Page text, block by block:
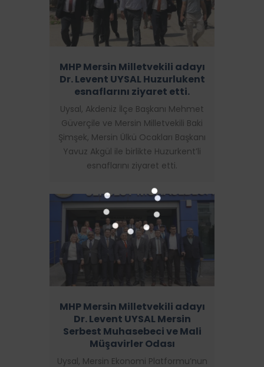
MHP Mersin Milletvekili adayı
Dr. Levent UYSAL Huzurlukent
esnaflarını ziyaret etti.
Uysal, Akdeniz İlçe Başkanı Mehmet
Güverçile ve Mersin Milletvekili Baki
Şimşek, Mersin Ülkü Ocakları Başkanı
Yavuz Akgül ile birlikte Huzurkent’li
esnaflarını ziyaret etti.
MHP Mersin Milletvekili adayı
Dr. Levent UYSAL Mersin
Serbest Muhasebeci ve Mali
Müşavirler Odası
Uysal, Mersin Ekonomi Platformu’nun